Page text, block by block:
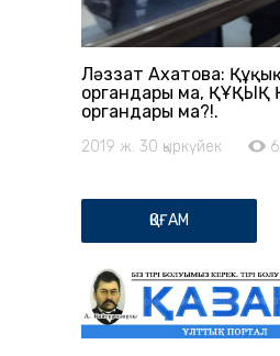
Ләззат Ахатова:
органдары ма, ҚҰҚЫҚ
органдары ма?!.
2019 ж. 30 қыркүйек
ҚОҒАМ